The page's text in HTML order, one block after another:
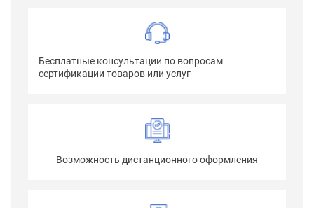
Бесплатные консультации по вопросам
сертификации товаров или услуг
Возможность дистанционного оформления